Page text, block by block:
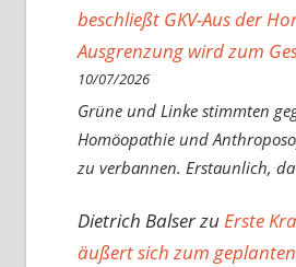
beschließt GKV-Aus der
Ausgrenzung wird zum
10/07/2026
Grüne und Linke stimmten
Homöopathie und
zu verbannen. Erstaunlich,
Dietrich BalserzuErste
äußert sich zum geplanten